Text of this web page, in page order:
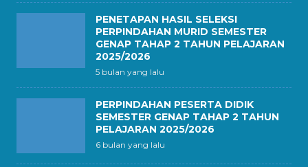
PENETAPAN HASIL SELEKSI
PERPINDAHAN MURID SEMESTER
GENAP TAHAP 2 TAHUN PELAJARAN
2025/2026
5 bulan yang lalu
PERPINDAHAN PESERTA DIDIK
SEMESTER GENAP TAHAP 2 TAHUN
PELAJARAN 2025/2026
6 bulan yang lalu